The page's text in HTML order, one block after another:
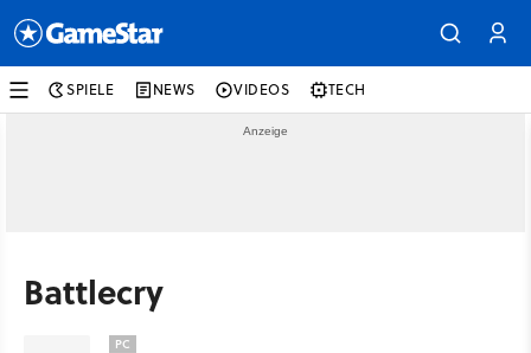
SPIELE NEWS VIDEOS TECH
Battlecry
PC